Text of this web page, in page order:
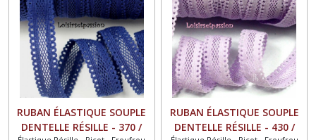
RUBAN ÉLASTIQUE SOUPLE
DENTELLE RÉSILLE - 370 /
RUBAN ÉLASTIQUE SOUPLE
DENTELLE RÉSILLE - 430 /